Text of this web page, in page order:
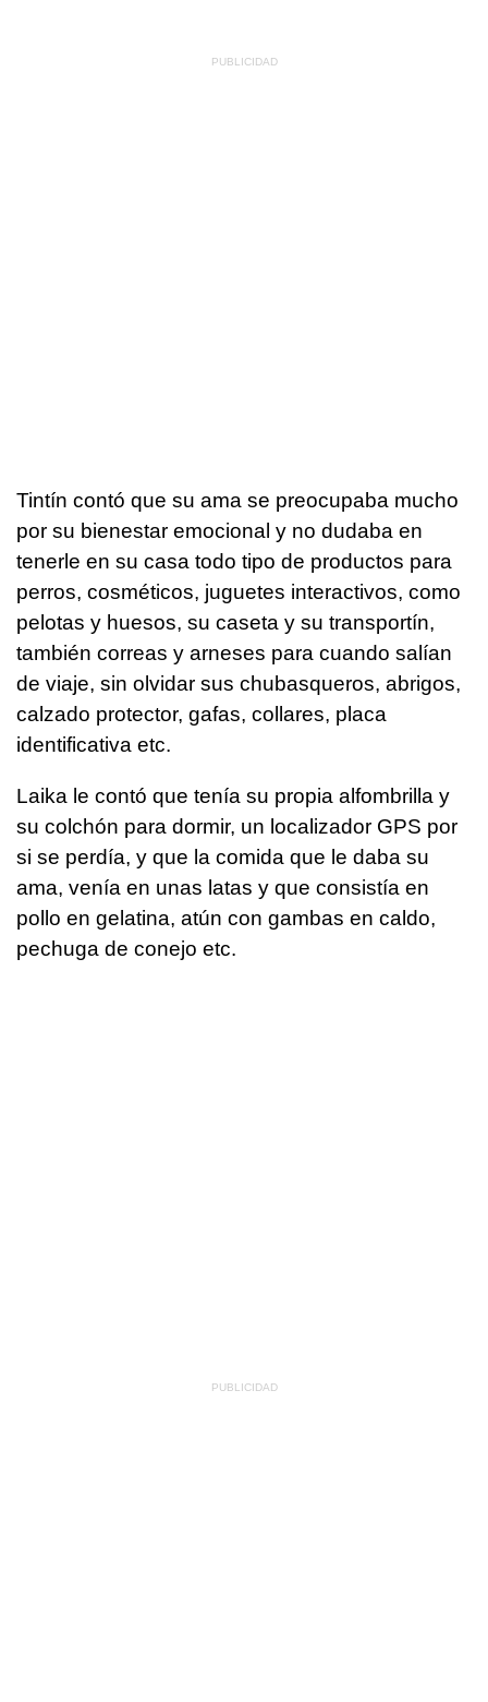
Tintín contó que su ama se preocupaba mucho
por su bienestar emocional y no dudaba en
tenerle en su casa todo tipo de productos para
perros, cosméticos, juguetes interactivos, como
pelotas y huesos, su caseta y su transportín,
también correas y arneses para cuando salían
de viaje, sin olvidar sus chubasqueros, abrigos,
calzado protector, gafas, collares, placa
identificativa etc.
Laika le contó que tenía su propia alfombrilla y
su colchón para dormir, un localizador GPS por
si se perdía, y que la comida que le daba su
ama, venía en unas latas y que consistía en
pollo en gelatina, atún con gambas en caldo,
pechuga de conejo etc.